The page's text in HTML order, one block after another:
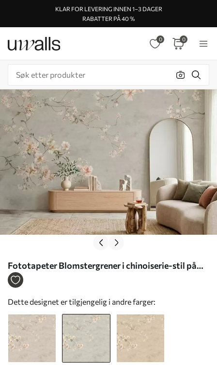
KLAR FOR LEVERING INNEN 1–3 DAGER
RABATTER PÅ 40 %
0 0
Fototapeter Blomstergrener i chinoiserie-stil på
grå bakgrunn Nr. w05427v1
Dette designet er tilgjengelig i andre farger: